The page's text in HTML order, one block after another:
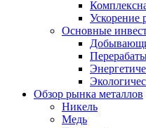
Ускорение
Основные
Обзор рынка металлов
Никель
Медь